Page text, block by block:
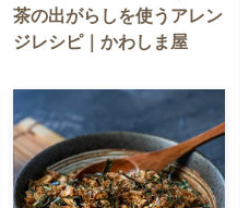
茶の出がらしを使うアレン
ジレシピ｜かわしま屋